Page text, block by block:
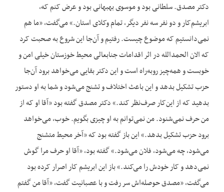
دکتر مصدق. سلطانی بود و موسوی بهبهانی بود و عرض کنم که،
ابریشم‌کار و دو نفر سه نفر دیگر، تمام وکلای استان.» می‌گفت، «ما هم
نمی‌دانستیم که موضوع چیست. رفتیم و آن‌جا این شروع به صحبت کرد
که الان الحمدالله در اثر اقدامات جنابعالی محیط خوزستان خیلی امن و
خوبست و همه‌چیز روبه‌راه است و این دکتر بقایی می‌خواهد برود آن‌جا
حزب تشکیل بدهد و این باعث اختلاف و تشنج می‌شود و شما به او دستور
بدهید که از این‌کار صرف‌نظر کند.» دکتر مصدق گفته بود «آقا او که از
من حرف نمی‌شنود. من نمی‌توانم به او چیزی بگویم. خوب، می‌خواهد
برود حزب تشکیل بدهد.» این باز گفته بود که «آخر محیط متشنج
می‌شود، چه می‌شود، فلان می‌شود.» گفته بود، «آقا او حرف مرا گوش
نمی‌دهد و کار خودش را می‌کند.» باز این ابریشم کار اصرار کرده بود
می‌گفت، «مصدق حوصله‌اش سر رفت و با عصبانیت گفت، «آقا من گفتم